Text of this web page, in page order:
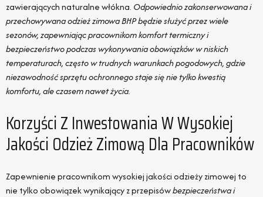
zawierających naturalne włókna. Odpowiednio zakonserwowana i
przechowywana odzież zimowa BHP będzie służyć przez wiele
sezonów, zapewniając pracownikom komfort termiczny i
bezpieczeństwo podczas wykonywania obowiązków w niskich
temperaturach, często w trudnych warunkach pogodowych, gdzie
niezawodność sprzętu ochronnego staje się nie tylko kwestią
komfortu, ale czasem nawet życia.
Korzyści Z Inwestowania W Wysokiej
Jakości Odzież Zimową Dla Pracowników
Zapewnienie pracownikom wysokiej jakości odzieży zimowej to
nie tylko obowiązek wynikający z przepisówbezpieczeństwa i